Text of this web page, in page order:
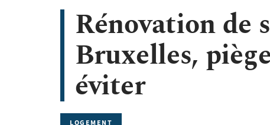
Rénovation de
Bruxelles,
éviter
LOGEMENT